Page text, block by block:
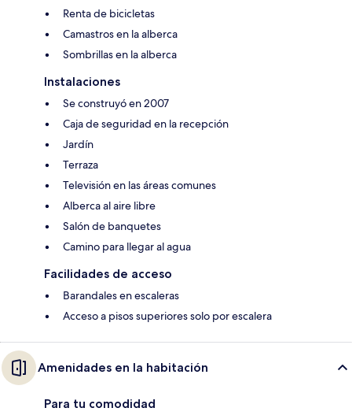
Renta de bicicletas
Camastros en la alberca
Sombrillas en la alberca
Instalaciones
Se construyó en 2007
Caja de seguridad en la recepción
Jardín
Terraza
Televisión en las áreas comunes
Alberca al aire libre
Salón de banquetes
Camino para llegar al agua
Facilidades de acceso
Barandales en escaleras
Acceso a pisos superiores solo por escalera
Amenidades en la habitación
Para tu comodidad